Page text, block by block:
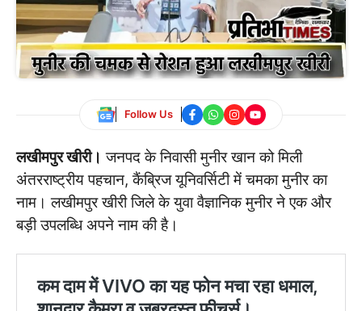
Follow Us
लखीमपुर खीरी। जनपद के निवासी मुनीर खान को मिली
अंतरराष्ट्रीय पहचान, कैंब्रिज यूनिवर्सिटी में चमका मुनीर का
नाम। लखीमपुर खीरी जिले के युवा वैज्ञानिक मुनीर ने एक और
बड़ी उपलब्धि अपने नाम की है।